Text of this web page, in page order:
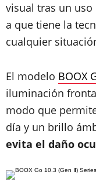
visual tras un
a que tiene la
cualquier
El modelo BOOX
iluminación
modo que
día y un brillo
evita el daño